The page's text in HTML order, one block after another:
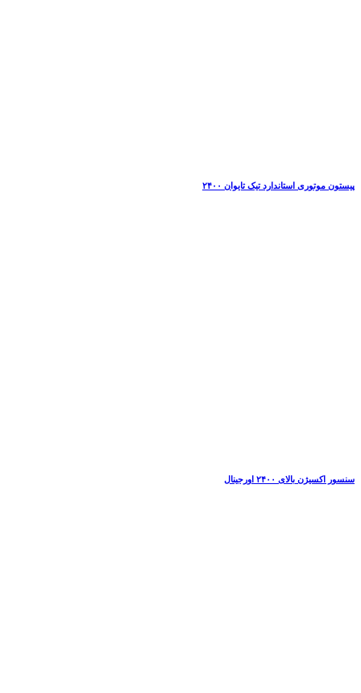
پیستون موتوری استاندارد تیک تایوان ۲۴۰۰
سنسور اکسیژن بالای ۲۴۰۰ اورجینال